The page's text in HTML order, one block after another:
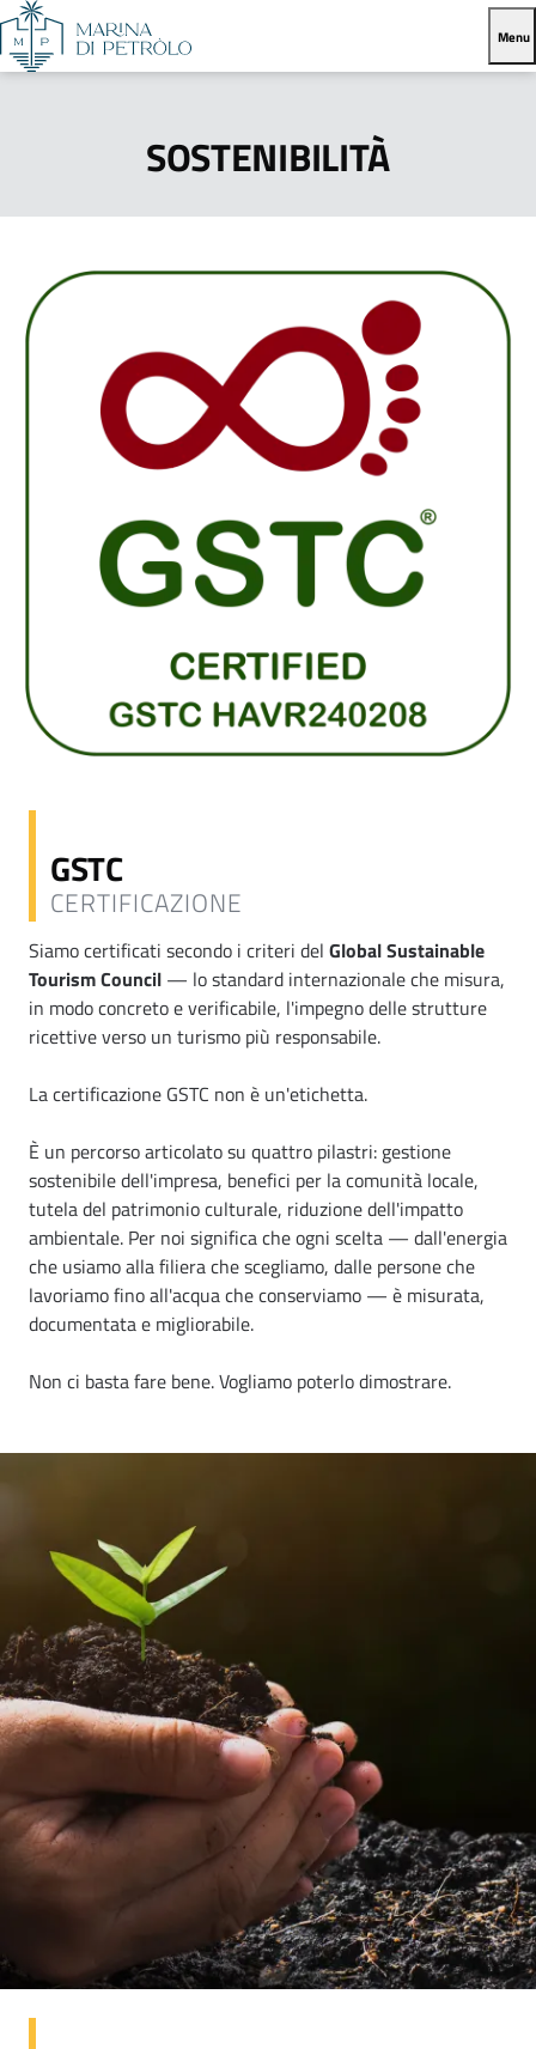
Menu
SOSTENIBILITÀ
GSTC
CERTIFICAZIONE
Siamo certificati secondo i criteri del Global Sustainable
Tourism Council — lo standard internazionale che misura,
in modo concreto e verificabile, l'impegno delle strutture
ricettive verso un turismo più responsabile.
La certificazione GSTC non è un'etichetta.
È un percorso articolato su quattro pilastri: gestione
sostenibile dell'impresa, benefici per la comunità locale,
tutela del patrimonio culturale, riduzione dell'impatto
ambientale. Per noi significa che ogni scelta — dall'energia
che usiamo alla filiera che scegliamo, dalle persone che
lavoriamo fino all'acqua che conserviamo — è misurata,
documentata e migliorabile.
Non ci basta fare bene. Vogliamo poterlo dimostrare.